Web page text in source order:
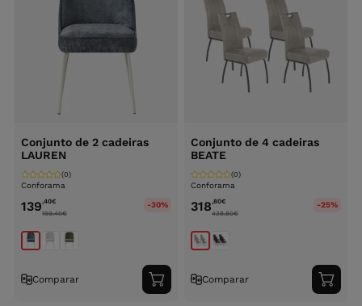
Conjunto de 2 cadeiras
LAUREN
Conforama
(0)
139,40€
199.40€
-30%
Comparar
Adicionar
ao
Conjunto de 4 cadeiras
BEATE
Conforama
(0)
318,80€
438.80€
-25%
Comparar
ao